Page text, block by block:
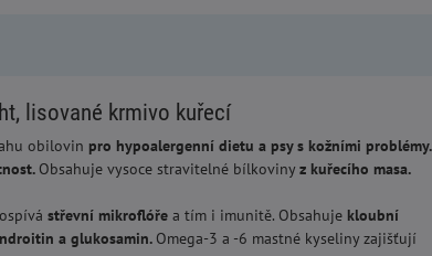
lisované krmivo kuřecí
obilovin pro hypoalergenní dietu a psy s kožními problémy.
Obsahuje vysoce stravitelné bílkoviny z kuřecího masa.
střevní mikroflóře a tím i imunitě. Obsahuje kloubní
a glukosamin. Omega-3 a -6 mastné kyseliny zajišťují